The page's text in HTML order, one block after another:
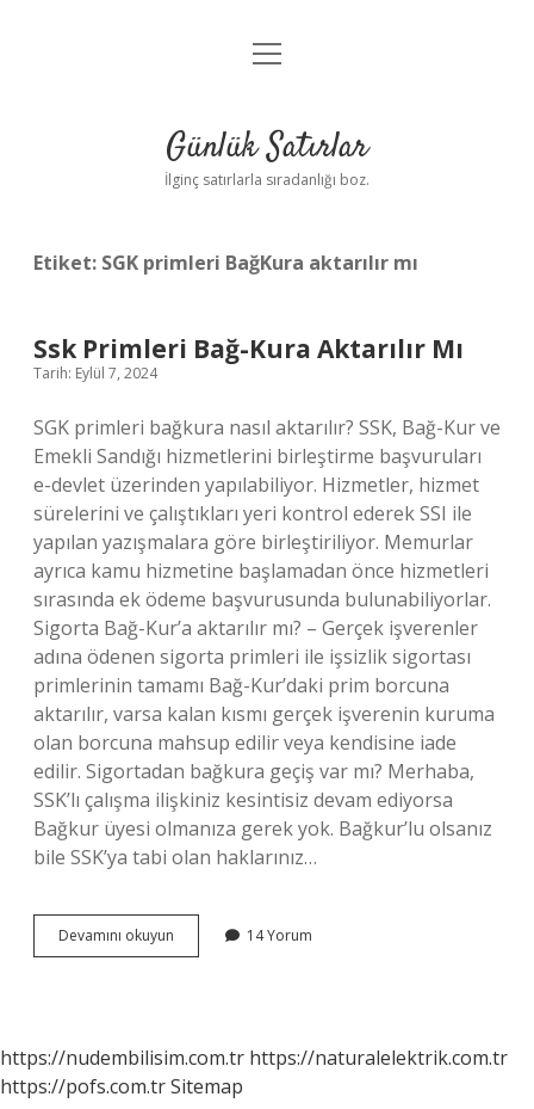
Anasayfa
Yasal Uyarı
menüyü
Günlük Satırlar
İlginç satırlarla sıradanlığı boz.
Etiket: SGK primleri BağKura aktarılır mı
Ssk Primleri Bağ-Kura Aktarılır Mı
Tarih: Eylül 7, 2024
SGK primleri bağkura nasıl aktarılır? SSK, Bağ-Kur ve
Emekli Sandığı hizmetlerini birleştirme başvuruları
e-devlet üzerinden yapılabiliyor. Hizmetler, hizmet
sürelerini ve çalıştıkları yeri kontrol ederek SSI ile
yapılan yazışmalara göre birleştiriliyor. Memurlar
ayrıca kamu hizmetine başlamadan önce hizmetleri
sırasında ek ödeme başvurusunda bulunabiliyorlar.
Sigorta Bağ-Kur’a aktarılır mı? – Gerçek işverenler
adına ödenen sigorta primleri ile işsizlik sigortası
primlerinin tamamı Bağ-Kur’daki prim borcuna
aktarılır, varsa kalan kısmı gerçek işverenin kuruma
olan borcuna mahsup edilir veya kendisine iade
edilir. Sigortadan bağkura geçiş var mı? Merhaba,
SSK’lı çalışma ilişkiniz kesintisiz devam ediyorsa
Bağkur üyesi olmanıza gerek yok. Bağkur’lu olsanız
bile SSK’ya tabi olan haklarınız…
Devamını okuyun
Primleri
14 Yorum
https://nudembilisim.com.tr https://naturalelektrik.com.tr
https://pofs.com.trSitemap